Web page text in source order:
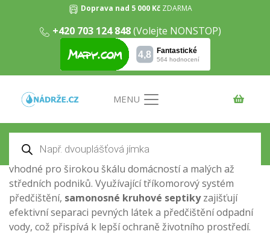
Doprava nad 5 000 Kč ZDARMA
+420 703 124 848(Volejte NONSTOP)
MENU
Products
search
Samonosné kruhové septiky
Septiky
/ Samonosné kruhové septiky
Samonosné kruhové septikyjsou ideální řešení pro
místech, kde není přístup k veřejné kanalizaci. Tyto
septiky, vyrobené z odolného plastu, jsou navrženy tak,
aby odolávaly vnějším vlivům a poskytovaly
velikostech od 2m³ až po 15m³, tyto
vhodné pro širokou škálu domácností a malých až
středních podniků. Využívající tříkomorový systém
předčištění, samonosné kruhové septikyzajišťují
efektivní separaci pevných látek a předčištění odpadní
vody, což přispívá k lepší ochraně životního prostředí.